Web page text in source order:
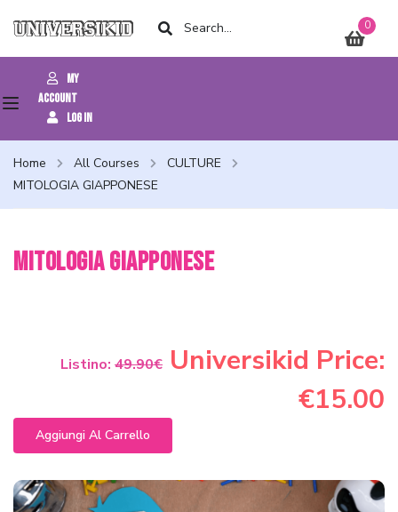
0
My
Account
Log In
Home All Courses
CULTURE
MITOLOGIA GIAPPONESE
MITOLOGIA GIAPPONESE
Listino: 49.90€ Universikid Price:
€15.00
Aggiungi Al Carrello